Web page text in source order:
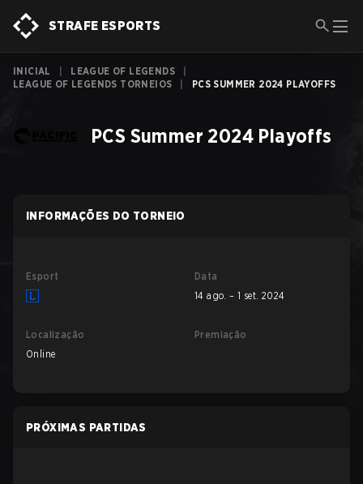
STRAFE ESPORTS
INICIAL LEAGUE OF LEGENDS
LEAGUE OF LEGENDS TORNEIOS
PCS SUMMER 2024 PLAYOFFS
PCS Summer 2024 Playoffs
INFORMAÇÕES DO TORNEIO
Esport
Data
14 ago. – 1 set. 2024
Localização
Online
Premiação
PRÓXIMAS PARTIDAS